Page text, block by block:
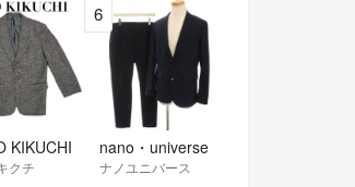
KIKUCHI
クチ
6
nano・universe
ナノユニバース